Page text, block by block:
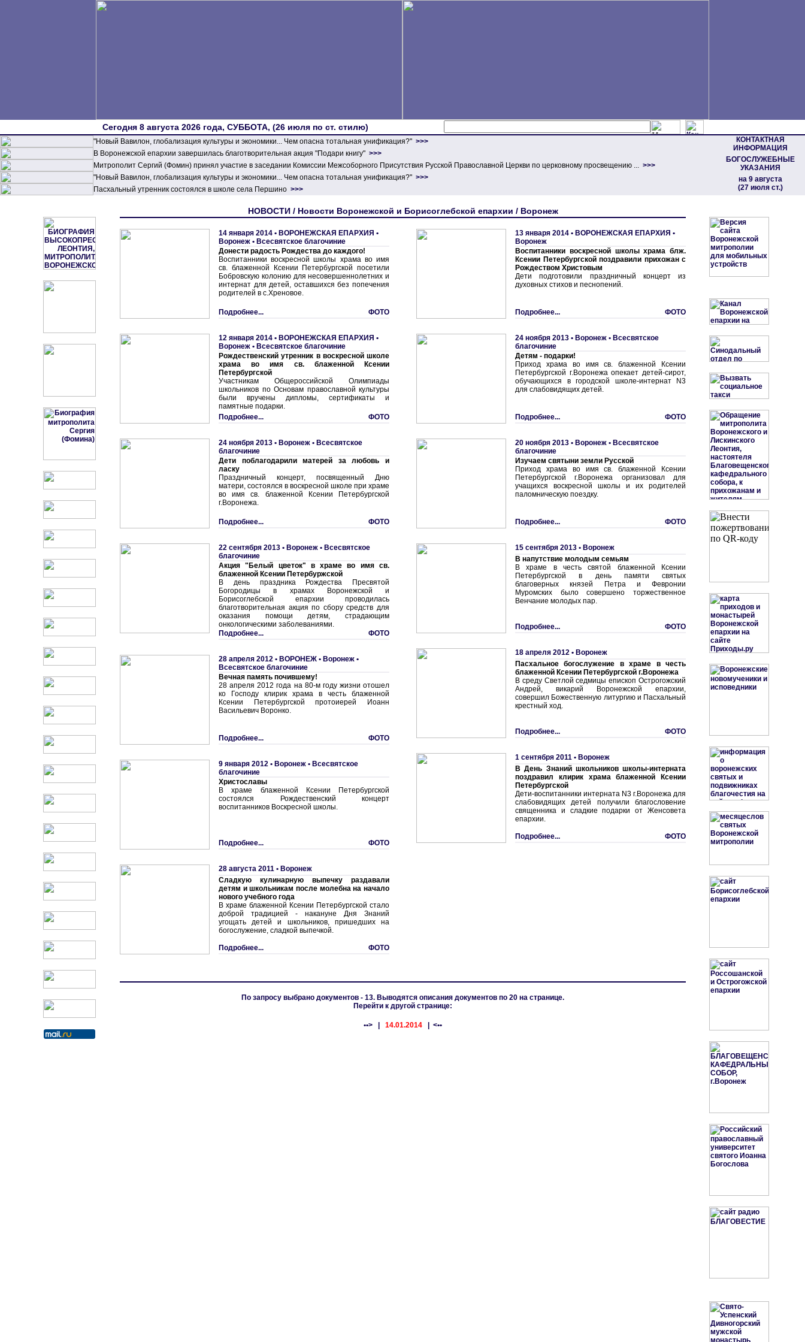
Сегодня 8 августа 2026 года, СУББОТА, (26 июля по ст. стилю)
"Новый Вавилон, глобализация культуры и экономики... Чем опасна тотальная унификация?" >>>
КОНТАКТНАЯ
ИНФОРМАЦИЯ
БОГОСЛУЖЕБНЫЕ
УКАЗАНИЯ
на 9 августа
(27 июля ст.)
В Воронежской епархии завершилась благотворительная акция "Подари книгу" >>>
Митрополит Сергий (Фомин) принял участие в заседании Комиссии Межсоборного Присутствия Русской Православной Церкви по церковному просвещению ... >>>
"Новый Вавилон, глобализация культуры и экономики... Чем опасна тотальная унификация?" >>>
Пасхальный утренник состоялся в школе села Першино >>>
НОВОСТИ / Новости Воронежской и Борисоглебской епархии / Воронеж
14 января 2014 • ВОРОНЕЖСКАЯ ЕПАРХИЯ •
Воронеж • Всесвятское благочиние
Донести радость Рождества до каждого!
Воспитанники воскресной школы храма во имя
св. блаженной Ксении Петербургской посетили
Бобровскую колонию для несовершеннолетних и
интернат для детей, оставшихся без попечения
родителей в с.Хреновое.
Подробнее... ФОТО
12 января 2014 • ВОРОНЕЖСКАЯ ЕПАРХИЯ •
Воронеж • Всесвятское благочиние
Рождественский утренник в воскресной школе
храма во имя св. блаженной Ксении
Петербургской
Участникам Общероссийской Олимпиады
школьников по Основам православной культуры
были вручены дипломы, сертификаты и
памятные подарки.
Подробнее...
ФОТО
24 ноября 2013 • Воронеж • Всесвятское
благочиние
Дети поблагодарили матерей за любовь и
ласку
Праздничный концерт, посвященный Дню
матери, состоялся в воскресной школе при храме
во имя св. блаженной Ксении Петербургской
г.Воронежа.
Подробнее... ФОТО
22 сентября 2013 • Воронеж • Всесвятское
благочиние
Акция "Белый цветок" в храме во имя св.
блаженной Ксении Петербуржской
В день праздника Рождества Пресвятой
Богородицы в храмах Воронежской и
Борисоглебской епархии проводилась
благотворительная акция по сбору средств для
оказания помощи детям, страдающим
онкологическими заболеваниями.
Подробнее...
ФОТО
28 апреля 2012 • ВОРОНЕЖ • Воронеж •
Всесвятское благочиние
Вечная память почившему!
28 апреля 2012 года на 80-м году жизни отошел
ко Господу клирик храма в честь блаженной
Ксении Петербургской протоиерей Иоанн
Васильевич Воронко.
Подробнее... ФОТО
9 января 2012 • Воронеж • Всесвятское
благочиние
Христославы
В храме блаженной Ксении Петербургской
состоялся Рождественский концерт
воспитанников Воскресной школы.
Подробнее... ФОТО
28 августа 2011 • Воронеж
Сладкую кулинарную выпечку раздавали
детям и школьникам после молебна на начало
нового учебного года
В храме блаженной Ксении Петербургской стало
доброй традицией - накануне Дня Знаний
угощать детей и школьников, пришедших на
богослужение, сладкой выпечкой.
Подробнее... ФОТО
13 января 2014 • ВОРОНЕЖСКАЯ ЕПАРХИЯ •
Воронеж
Воспитанники воскресной школы храма блж.
Ксении Петербургской поздравили прихожан с
Рождеством Христовым
Дети подготовили праздничный концерт из
духовных стихов и песнопений.
Подробнее... ФОТО
24 ноября 2013 • Воронеж • Всесвятское
благочиние
Детям - подарки!
Приход храма во имя св. блаженной Ксении
Петербургской г.Воронежа опекает детей-сирот,
обучающихся в городской школе-интернат N3
для слабовидящих детей.
Подробнее... ФОТО
20 ноября 2013 • Воронеж • Всесвятское
благочиние
Изучаем святыни земли Русской
Приход храма во имя св. блаженной Ксении
Петербургской г.Воронежа организовал для
учащихся воскресной школы и их родителей
паломническую поездку.
Подробнее... ФОТО
15 сентября 2013 • Воронеж
В напутствие молодым семьям
В храме в честь святой блаженной Ксении
Петербургской в день памяти святых
благоверных князей Петра и Февронии
Муромских было совершено торжественное
Венчание молодых пар.
Подробнее... ФОТО
18 апреля 2012 • Воронеж
Пасхальное богослужение в храме в честь
блаженной Ксении Петербургской г.Воронежа
В среду Светлой седмицы епископ Острогожский
Андрей, викарий Воронежской епархии,
совершил Божественную литургию и Пасхальный
крестный ход.
Подробнее... ФОТО
1 сентября 2011 • Воронеж
В День Знаний школьников школы-интерната
поздравил клирик храма блаженной Ксении
Петербургской
Дети-воспитанники интерната N3 г.Воронежа для
слабовидящих детей получили благословение
священника и сладкие подарки от Женсовета
епархии.
Подробнее... ФОТО
По запросу выбрано документов - 13. Выводятся описания документов по 20 на странице.
Перейти к другой странице:
••> 14.01.2014 | <••